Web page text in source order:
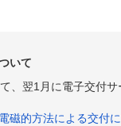
いて
、翌1月に電子交付
磁的方法による交付